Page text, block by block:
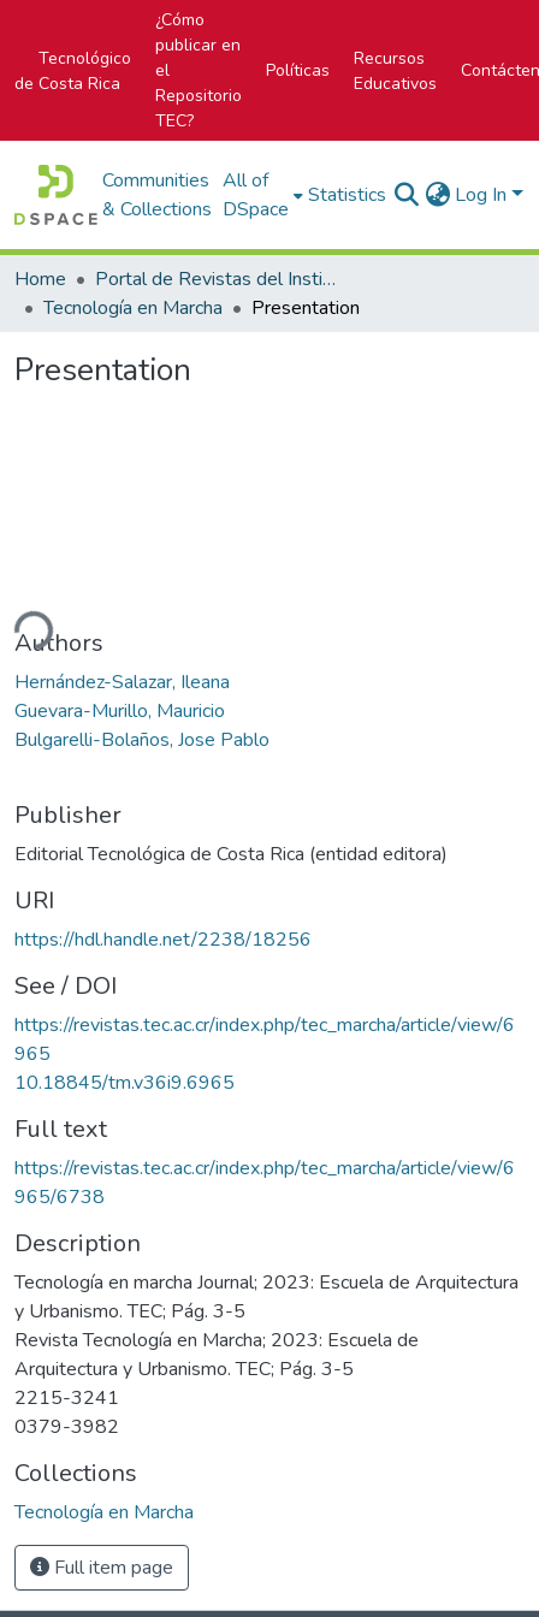
Tecnológico
de Costa Rica
¿Cómo
publicar en
el
Repositorio
TEC?
Políticas
Recursos
Educativos
Communities
& Collections
All of
DSpace
Statistics Log In
Home
Portal de Revistas del Instituto Tecnológico de Costa Rica
Tecnología en Marcha
Presentation
Presentation
Authors
Hernández-Salazar, Ileana
Guevara-Murillo, Mauricio
Bulgarelli-Bolaños, Jose Pablo
Publisher
Editorial Tecnológica de Costa Rica (entidad editora)
URI
https://hdl.handle.net/2238/18256
See / DOI
https://revistas.tec.ac.cr/index.php/tec_marcha/article/view/6
965
10.18845/tm.v36i9.6965
Full text
https://revistas.tec.ac.cr/index.php/tec_marcha/article/view/6
965/6738
Description
Tecnología en marcha Journal; 2023: Escuela de Arquitectura
y Urbanismo. TEC; Pág. 3-5
Revista Tecnología en Marcha; 2023: Escuela de
Arquitectura y Urbanismo. TEC; Pág. 3-5
2215-3241
0379-3982
Collections
Tecnología en Marcha
Full item page